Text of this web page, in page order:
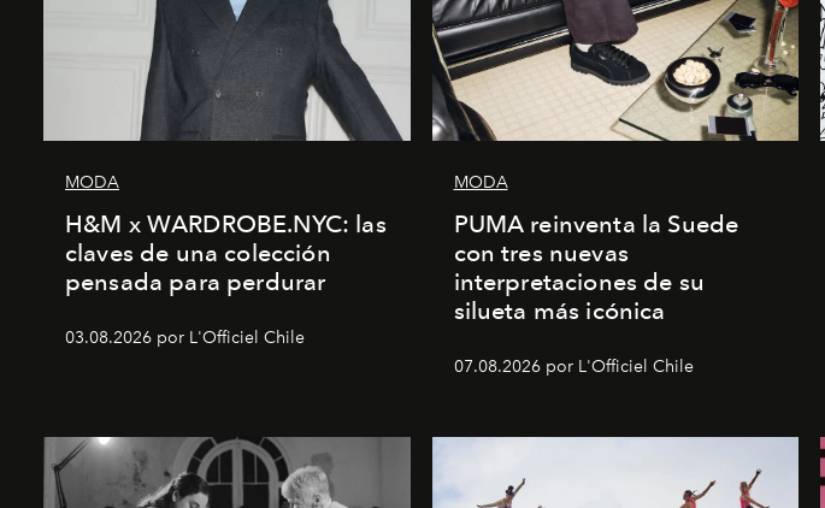
MODA
H&M x WARDROBE.NYC: las
claves de una colección
pensada para perdurar
03.08.2026 por L'Officiel Chile
MODA
PUMA reinventa la Suede
con tres nuevas
interpretaciones de su
silueta más icónica
07.08.2026 por L'Officiel Chile